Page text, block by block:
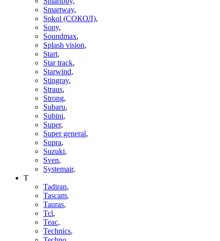
Smartway,
Sokol (СОКОЛ),
Sony,
Soundmax,
Splash vision,
Start,
Star track,
Starwind,
Stingray,
Straus,
Strong,
Subaru,
Subini,
Super,
Super general,
Supra,
Suzuki,
Sven,
Systemair,
T
Tadiran,
Tascam,
Tauras,
Tcl,
Teac,
Technics,